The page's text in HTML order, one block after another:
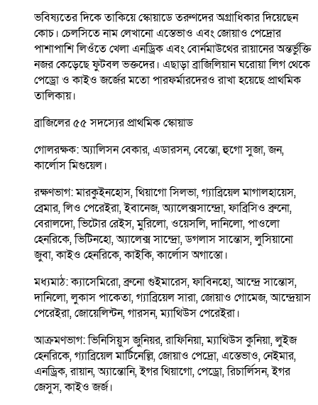
ভবিষ্যতের দিকে তাকিয়ে স্কোয়াডে তরুণদের অগ্রাধিকার দিয়েছেন
কোচ। চেলসিতে নাম লেখানো এস্তেভাও এবং জোয়াও পেদ্রোর
পাশাপাশি লিওঁতে খেলা এনড্রিক এবং বোর্নমাউথের রায়ানের অন্তর্ভুক্তি
নজর কেড়েছে ফুটবল ভক্তদের। এছাড়া ব্রাজিলিয়ান ঘরোয়া লিগ থেকে
পেড্রো ও কাইও জর্জের মতো পারফর্মারদেরও রাখা হয়েছে প্রাথমিক
তালিকায়।
ব্রাজিলের ৫৫ সদস্যের প্রাথমিক স্কোয়াড
গোলরক্ষক: অ্যালিসন বেকার, এডারসন, বেন্তো, হুগো সুজা, জন,
কার্লোস মিগুয়েল।
রক্ষণভাগ: মারকুইনহোস, থিয়াগো সিলভা, গ্যাব্রিয়েল মাগালহায়েস,
ব্রেমার, লিও পেরেইরা, ইবানেজ, অ্যালেক্সসান্দ্রো, ফাব্রিসিও ব্রুনো,
বেরালদো, ভিটোর রেইস, মুরিলো, ওয়েসলি, দানিলো, পাওলো
হেনরিকে, ভিটিনহো, অ্যালেক্স সান্দ্রো, ডগলাস সান্তোস, লুসিয়ানো
জুবা, কাইও হেনরিকে, কাইকি, কার্লোস অগাস্তো।
মধ্যমাঠ: ক্যাসেমিরো, ব্রুনো গুইমারেস, ফাবিনহো, আন্দ্রে সান্তোস,
দানিলো, লুকাস পাকেতা, গ্যাব্রিয়েল সারা, জোয়াও গোমেজ, আন্দ্রেয়াস
পেরেইরা, জোয়েলিন্টন, গারসন, ম্যাথিউস পেরেইরা।
আক্রমণভাগ: ভিনিসিয়ুস জুনিয়র, রাফিনিয়া, ম্যাথিউস কুনিয়া, লুইজ
হেনরিকে, গ্যাব্রিয়েল মার্টিনেল্লি, জোয়াও পেদ্রো, এস্তেভাও, নেইমার,
এনড্রিক, রায়ান, অ্যান্তোনি, ইগর থিয়াগো, পেড্রো, রিচার্লিসন, ইগর
জেসুস, কাইও জর্জ।